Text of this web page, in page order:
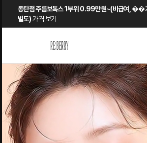
동탄점 주름보톡스 1부위 0.99만원~(비급여, ��
별도) 가격 보기